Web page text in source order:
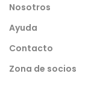
Nosotros
Ayuda
Contacto
Zona de socios